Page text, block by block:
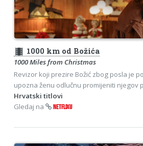
theaters 1000 km od Božića
1000 Miles from Christmas
Revizor koji prezire Božić zbog posla je
upozna ženu odlučnu promijeniti njegov
Hrvatski titlovi
Gledaj na
NETFLIXU